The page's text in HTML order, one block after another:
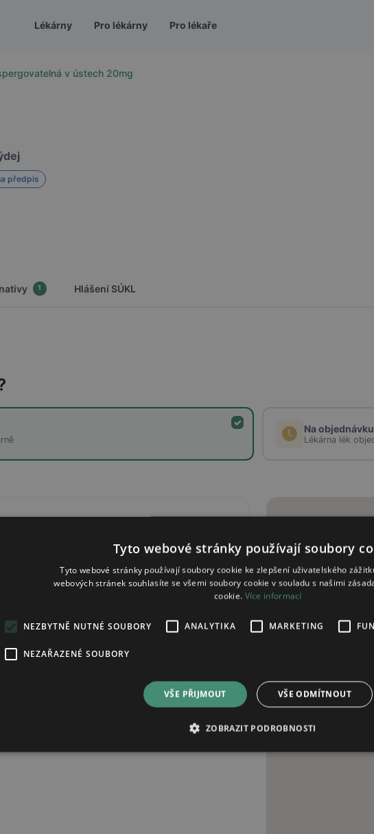
Lékárny Pro lékárny Pro lékaře
v ústech 20mg
předpis
1 Hlášení SÚKL
Na objednávku
Lékárna lék
Po - Čt
08:00 - 17:00
Tyto webové stránky používají soubory
Tyto webové stránky používají soubory cookie ke zlepšení uživatelského
webových stránek souhlasíte se všemi soubory cookie v souladu s našimi
cookie. Více informací
NEZBYTNĚ NUTNÉ SOUBORY ANALYTIKA MARKETING
NEZAŘAZENÉ SOUBORY
VŠE PŘIJMOUT VŠE ODMÍTNOUT
ZOBRAZIT PODROBNOSTI